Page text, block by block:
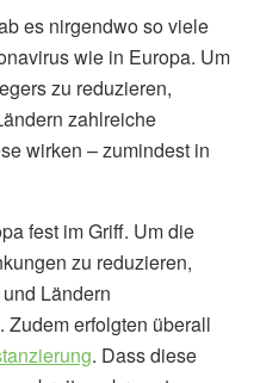
es nirgendwo so viele
wie in Europa. Um
zu reduzieren,
zahlreiche
wirken – zumindest in
fest im Griff. Um die
zu reduzieren,
Ländern
Zudem erfolgten überall
. Dass diese